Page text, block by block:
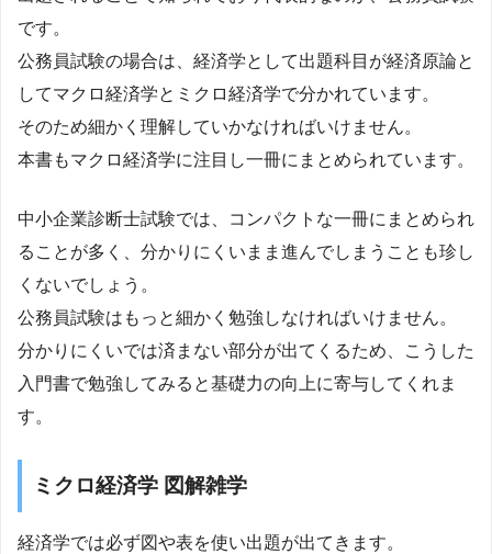
です。
公務員試験の場合は、経済学として出題科目が経済原論と
してマクロ経済学とミクロ経済学で分かれています。
そのため細かく理解していかなければいけません。
本書もマクロ経済学に注目し一冊にまとめられています。
中小企業診断士試験では、コンパクトな一冊にまとめられ
ることが多く、分かりにくいまま進んでしまうことも珍し
くないでしょう。
公務員試験はもっと細かく勉強しなければいけません。
分かりにくいでは済まない部分が出てくるため、こうした
入門書で勉強してみると基礎力の向上に寄与してくれま
す。
ミクロ経済学 図解雑学
経済学では必ず図や表を使い出題が出てきます。